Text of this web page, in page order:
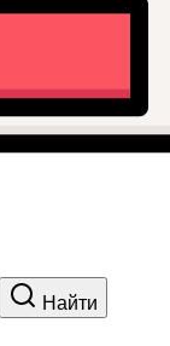
Найти